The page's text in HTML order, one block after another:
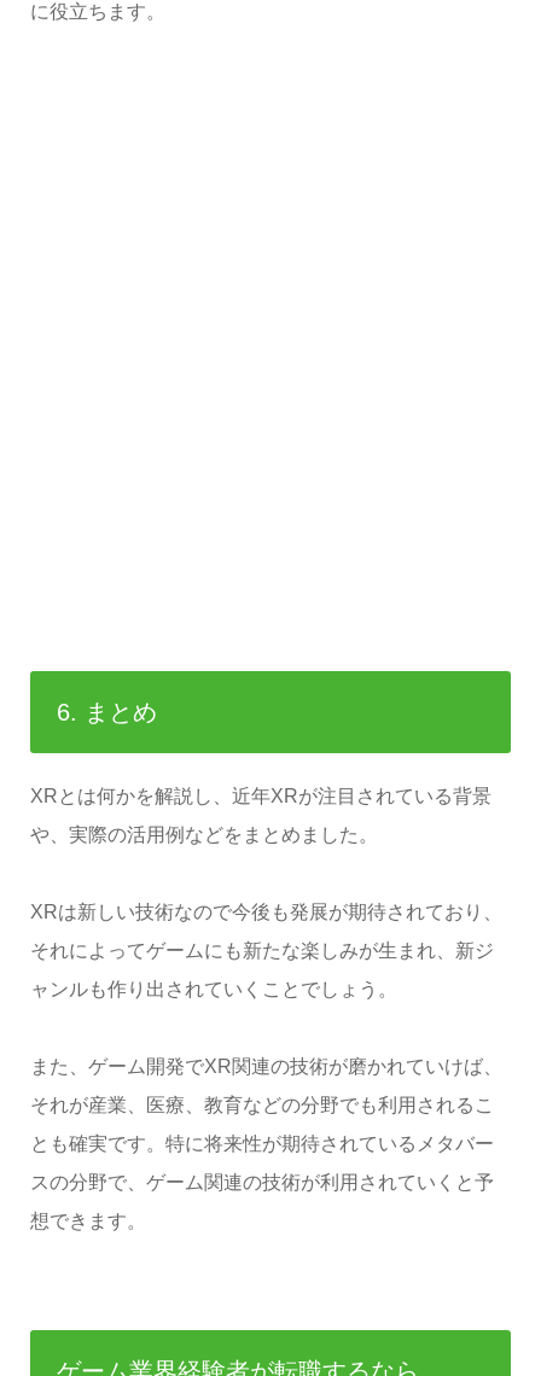
に役立ちます。
6. まとめ
XRとは何かを解説し、近年XRが注目されている背景
や、実際の活用例などをまとめました。
XRは新しい技術なので今後も発展が期待されており、
それによってゲームにも新たな楽しみが生まれ、新ジ
ャンルも作り出されていくことでしょう。
また、ゲーム開発でXR関連の技術が磨かれていけば、
それが産業、医療、教育などの分野でも利用されるこ
とも確実です。特に将来性が期待されているメタバー
スの分野で、ゲーム関連の技術が利用されていくと予
想できます。